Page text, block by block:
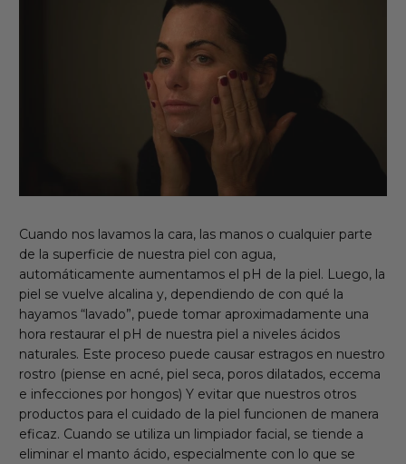
Cuando nos lavamos la cara, las manos o cualquier parte
de la superficie de nuestra piel con agua,
automáticamente aumentamos el pH de la piel. Luego, la
piel se vuelve alcalina y, dependiendo de con qué la
hayamos “lavado”, puede tomar aproximadamente una
hora restaurar el pH de nuestra piel a niveles ácidos
naturales. Este proceso puede causar estragos en nuestro
rostro (piense en acné, piel seca, poros dilatados, eccema
e infecciones por hongos) Y evitar que nuestros otros
productos para el cuidado de la piel funcionen de manera
eficaz. Cuando se utiliza un limpiador facial, se tiende a
eliminar el manto ácido, especialmente con lo que se